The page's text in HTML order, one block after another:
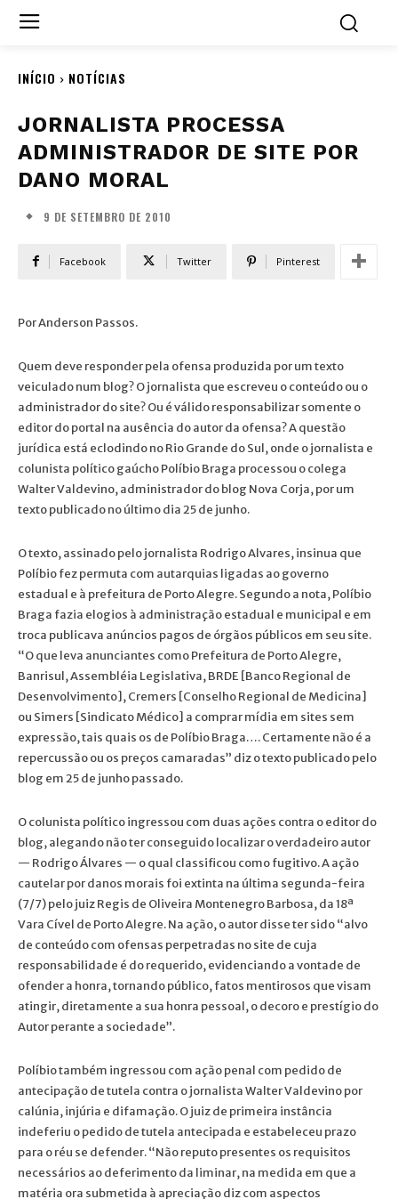
INÍCIO NOTÍCIAS
JORNALISTA PROCESSA
ADMINISTRADOR DE SITE POR
DANO MORAL
9 DE SETEMBRO DE 2010
Facebook Twitter Pinterest
Por Anderson Passos.
Quem deve responder pela ofensa produzida por um texto
veiculado num blog? O jornalista que escreveu o conteúdo ou o
administrador do site? Ou é válido responsabilizar somente o
editor do portal na ausência do autor da ofensa? A questão
jurídica está eclodindo no Rio Grande do Sul, onde o jornalista e
colunista político gaúcho Políbio Braga processou o colega
Walter Valdevino, administrador do blog Nova Corja, por um
texto publicado no último dia 25 de junho.
O texto, assinado pelo jornalista Rodrigo Alvares, insinua que
Políbio fez permuta com autarquias ligadas ao governo
estadual e à prefeitura de Porto Alegre. Segundo a nota, Políbio
Braga fazia elogios à administração estadual e municipal e em
troca publicava anúncios pagos de órgãos públicos em seu site.
“O que leva anunciantes como Prefeitura de Porto Alegre,
Banrisul, Assembléia Legislativa, BRDE [Banco Regional de
Desenvolvimento], Cremers [Conselho Regional de Medicina]
ou Simers [Sindicato Médico] a comprar mídia em sites sem
expressão, tais quais os de Políbio Braga…. Certamente não é a
repercussão ou os preços camaradas” diz o texto publicado pelo
blog em 25 de junho passado.
O colunista político ingressou com duas ações contra o editor do
blog, alegando não ter conseguido localizar o verdadeiro autor
— Rodrigo Álvares — o qual classificou como fugitivo. A ação
cautelar por danos morais foi extinta na última segunda-feira
(7/7) pelo juiz Regis de Oliveira Montenegro Barbosa, da 18ª
Vara Cível de Porto Alegre. Na ação, o autor disse ter sido “alvo
de conteúdo com ofensas perpetradas no site de cuja
responsabilidade é do requerido, evidenciando a vontade de
ofender a honra, tornando público, fatos mentirosos que visam
atingir, diretamente a sua honra pessoal, o decoro e prestígio do
Autor perante a sociedade”.
Políbio também ingressou com ação penal com pedido de
antecipação de tutela contra o jornalista Walter Valdevino por
calúnia, injúria e difamação. O juiz de primeira instância
indeferiu o pedido de tutela antecipada e estabeleceu prazo
para o réu se defender. “Não reputo presentes os requisitos
necessários ao deferimento da liminar, na medida em que a
matéria ora submetida à apreciação diz com aspectos